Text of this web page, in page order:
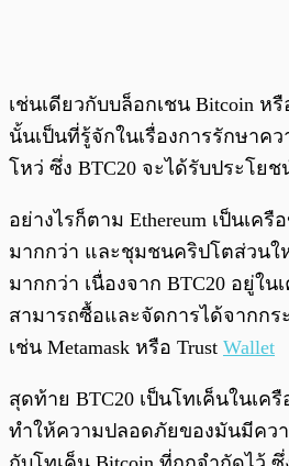
เช่นเดียวกับบล็อกเชน Bitcoin หรื
นั้นเป็นที่รู้จักในเรื่องการรักษาค
โหว่ ซึ่ง BTC20 จะได้รับประโย
อย่างไรก็ตาม Ethereum เป็นเค
มากกว่า และชุมชนคริปโตส่วน
มากกว่า เนื่องจาก BTC20 อยู่ใน
สามารถซื้อและจัดการได้จากกระ
เช่น Metamask หรือ Trust Wallet
สุดท้าย BTC20 เป็นโทเค็นในเครื
ทำให้ความปลอดภัยของมันมีควา